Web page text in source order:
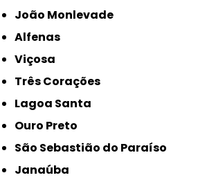
João Monlevade
Alfenas
Viçosa
Três Corações
Lagoa Santa
Ouro Preto
São Sebastião do Paraíso
Janaúba